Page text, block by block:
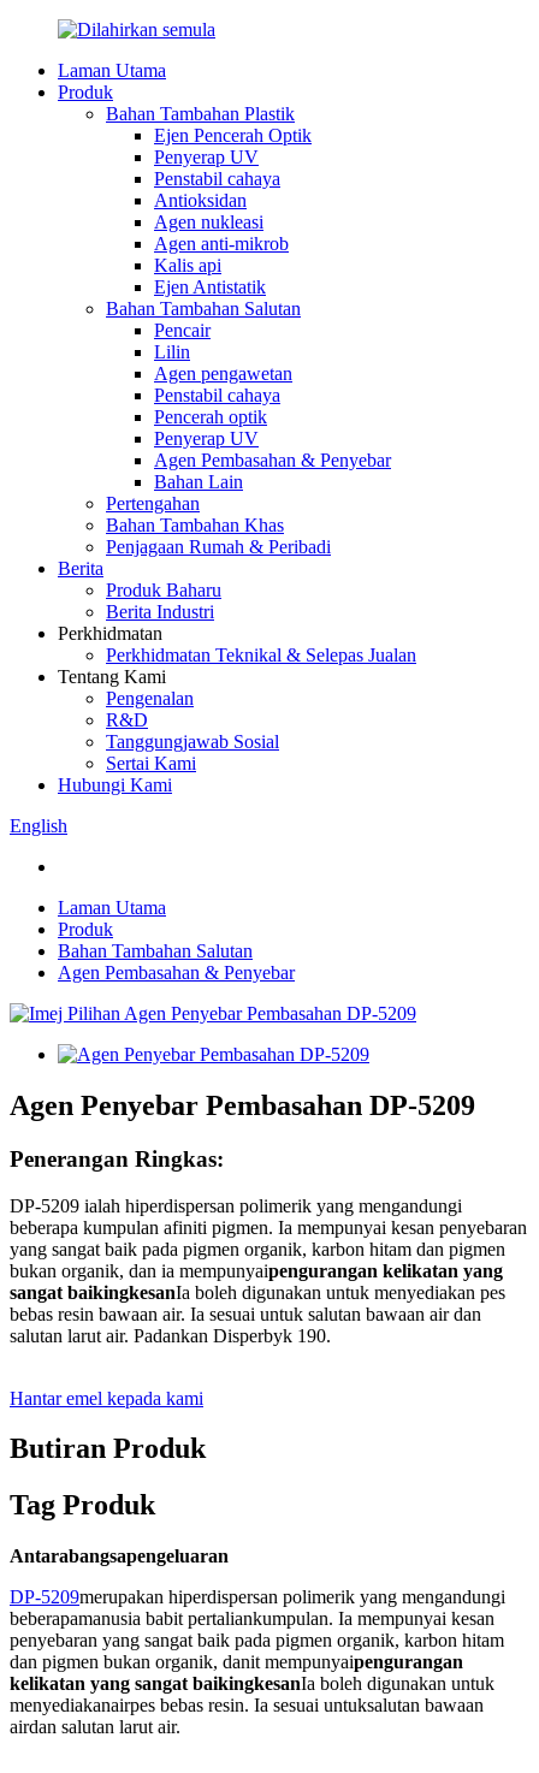
Laman Utama
Produk
Bahan Tambahan Plastik
Ejen Pencerah Optik
Penyerap UV
Penstabil cahaya
Antioksidan
Agen nukleasi
Agen anti-mikrob
Kalis api
Ejen Antistatik
Bahan Tambahan Salutan
Pencair
Lilin
Agen pengawetan
Penstabil cahaya
Pencerah optik
Penyerap UV
Agen Pembasahan & Penyebar
Bahan Lain
Pertengahan
Bahan Tambahan Khas
Penjagaan Rumah & Peribadi
Berita
Produk Baharu
Berita Industri
Perkhidmatan
Perkhidmatan Teknikal & Selepas Jualan
Tentang Kami
Pengenalan
R&D
Tanggungjawab Sosial
Sertai Kami
Hubungi Kami
English
Laman Utama
Produk
Bahan Tambahan Salutan
Agen Pembasahan & Penyebar
Agen Penyebar Pembasahan DP-5209
Penerangan Ringkas:
DP-5209 ialah hiperdispersan polimerik yang mengandungi
beberapa kumpulan afiniti pigmen. Ia mempunyai kesan penyebaran
yang sangat baik pada pigmen organik, karbon hitam dan pigmen
bukan organik, dan ia mempunyaipengurangan kelikatan yang
sangat baikingkesanIa boleh digunakan untuk menyediakan pes
bebas resin bawaan air. Ia sesuai untuk salutan bawaan air dan
salutan larut air. Padankan Disperbyk 190.
Hantar emel kepada kami
Butiran Produk
Tag Produk
Antarabangsapengeluaran
DP-5209merupakan hiperdispersan polimerik yang mengandungi
beberapamanusia babit pertaliankumpulan. Ia mempunyai kesan
penyebaran yang sangat baik pada pigmen organik, karbon hitam
dan pigmen bukan organik, danit mempunyaipengurangan
kelikatan yang sangat baikingkesanIa boleh digunakan untuk
menyediakanairpes bebas resin. Ia sesuai untuksalutan bawaan
airdan salutan larut air.